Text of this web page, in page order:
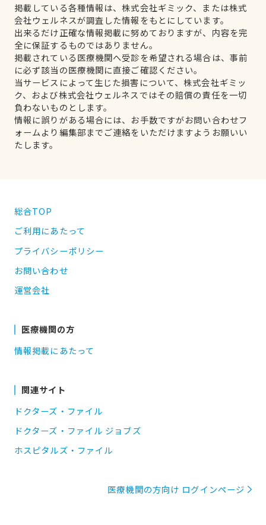
掲載している各種情報は、株式会社ギミック、または株式
会社ウェルネスが調査した情報をもとにしています。
出来るだけ正確な情報掲載に努めておりますが、内容を完
全に保証するものではありません。
掲載されている医療機関へ受診を希望される場合は、事前
に必ず該当の医療機関に直接ご確認ください。
当サービスによって生じた損害について、株式会社ギミッ
ク、および株式会社ウェルネスではその賠償の責任を一切
負わないものとします。
情報に誤りがある場合には、お手数ですがお問い合わせフ
ォームより編集部までご連絡をいただけますようお願いい
たします。
総合TOP
ご利用にあたって
プライバシーポリシー
お問い合わせ
運営会社
医療機関の方
情報掲載にあたって
関連サイト
ドクターズ・ファイル
ドクターズ・ファイル ジョブズ
ホスピタルズ・ファイル
医療機関の方向け ログインページ